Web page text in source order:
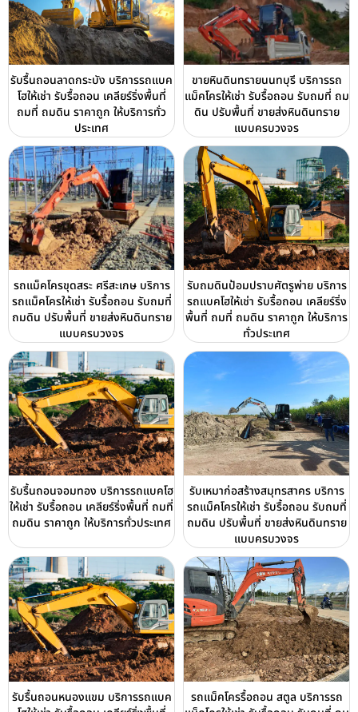
รับรื้นถอนลาดกระบัง บริการรถแบค
โฮให้เช่า รับรื้อถอน เคลียร์ริ่งพื้นที่
ถมที่ ถมดิน ราคาถูก ให้บริการทั่ว
ประเทศ
ขายหินดินทรายนนทบุรี บริการรถ
แม็คโครให้เช่า รับรื้อถอน รับถมที่ ถม
ดิน ปรับพื้นที่ ขายส่งหินดินทราย
แบบครบวงจร
รถแม็คโครขุดสระ ศรีสะเกษ บริการ
รถแม็คโครให้เช่า รับรื้อถอน รับถมที่
ถมดิน ปรับพื้นที่ ขายส่งหินดินทราย
แบบครบวงจร
รับถมดินป้อมปราบศัตรูพ่าย บริการ
รถแบคโฮให้เช่า รับรื้อถอน เคลียร์ริ่ง
พื้นที่ ถมที่ ถมดิน ราคาถูก ให้บริการ
ทั่วประเทศ
รับรื้นถอนจอมทอง บริการรถแบคโฮ
ให้เช่า รับรื้อถอน เคลียร์ริ่งพื้นที่ ถมที่
ถมดิน ราคาถูก ให้บริการทั่วประเทศ
รับเหมาก่อสร้างสมุทรสาคร บริการ
รถแม็คโครให้เช่า รับรื้อถอน รับถมที่
ถมดิน ปรับพื้นที่ ขายส่งหินดินทราย
แบบครบวงจร
รับรื้นถอนหนองแขม บริการรถแบค
รถแม็คโครรื้อถอน สตูล บริการรถ